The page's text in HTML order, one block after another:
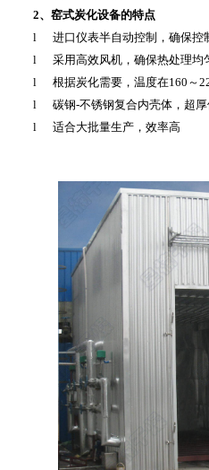
2、窑式炭化设备的特点
l
进口仪表半自动控制 ， 确保控
l
采用高效风机 ， 确保热处理均
l
根据炭化需要，温度在160 ～
l
碳钢-不锈钢复合内壳体，超
l
适合大批量生产，效率高